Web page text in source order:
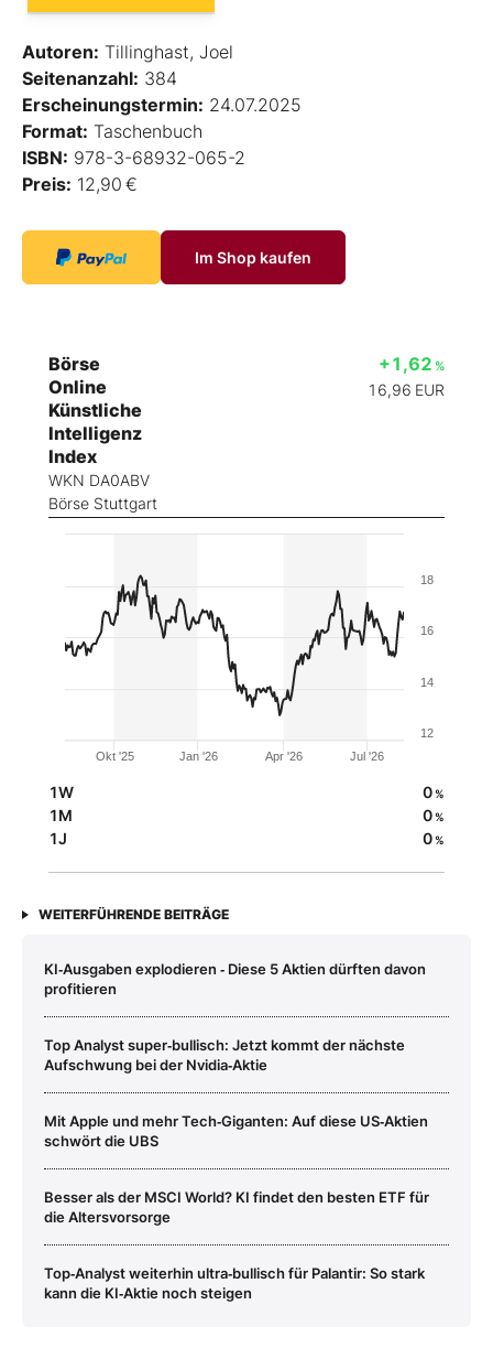
Autoren: Tillinghast, Joel
Seitenanzahl: 384
Erscheinungstermin: 24.07.2025
Format: Taschenbuch
ISBN: 978-3-68932-065-2
Preis: 12,90 €
Im Shop kaufen
Börse
Online
Künstliche
Intelligenz
Index
WKN DA0ABV
Börse Stuttgart
+1,62 %
16,96 EUR
Okt '25 Jan '26 Apr '26 Jul '26
12
14
16
18
1W 0%
1M 0%
1J 0%
WEITERFÜHRENDE BEITRÄGE
KI‑Ausgaben explodieren ‑ Diese 5 Aktien dürften davon
profitieren
Top Analyst super‑bullisch: Jetzt kommt der nächste
Aufschwung bei der Nvidia‑Aktie
Mit Apple und mehr Tech‑Giganten: Auf diese US‑Aktien
schwört die UBS
Besser als der MSCI World? KI findet den besten ETF für
die Altersvorsorge
Top‑Analyst weiterhin ultra‑bullisch für Palantir: So stark
kann die KI‑Aktie noch steigen